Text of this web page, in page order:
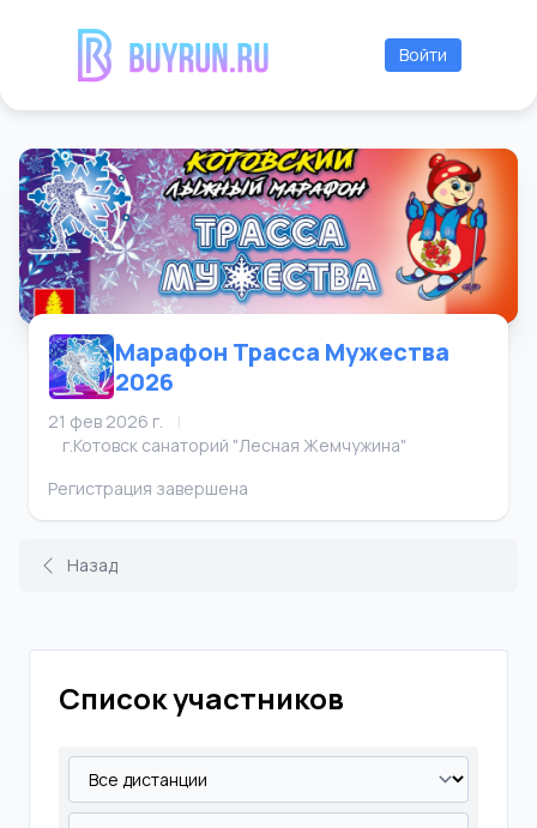
Войти
Марафон Трасса Мужества
2026
21 фев 2026 г.
|
г.Котовск санаторий "Лесная Жемчужина"
Регистрация завершена
Назад
Список участников